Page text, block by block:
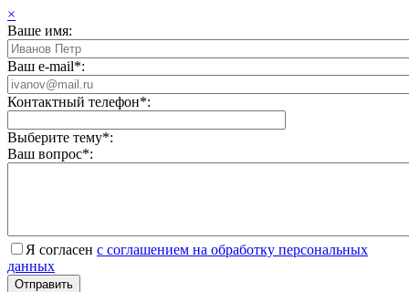
×
Ваше имя:
Ваш e-mail*:
Контактный телефон*:
Выберите тему*:
Ваш вопрос*:
Я согласен с соглашением на обработку персональных
данных